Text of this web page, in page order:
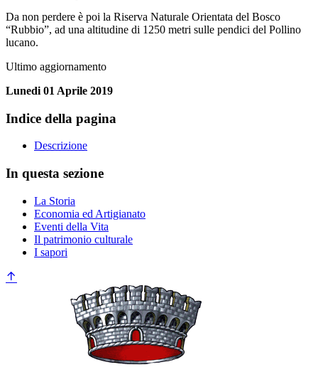
Da non perdere è poi la Riserva Naturale Orientata del Bosco
“Rubbio”, ad una altitudine di 1250 metri sulle pendici del Pollino
lucano.
Ultimo aggiornamento
Lunedi 01 Aprile 2019
Indice della pagina
Descrizione
In questa sezione
La Storia
Economia ed Artigianato
Eventi della Vita
Il patrimonio culturale
I sapori